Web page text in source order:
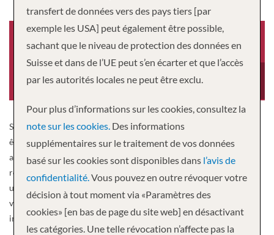
Année de construction
2012
Equipage
71
Scenic Tsar, lancé en 2013, a été le premier navire « nouveau-né » à
être lancé sur les voies navigables de la Russie pendant plus de 25
ans. C’est également le premier « petit » navire de la boutique à
rejoindre notre flotte de navires de luxe en pleine croissance. Il y a
un peu plus d’une centaine d’invités à bord, ce qui vous donne une
véritable sensation d’espace, accompagnée d’une atmosphère
intime.
transfert de données vers des pays tiers [par
exemple les USA] peut également être possible,
sachant que le niveau de protection des données en
Suisse et dans de l’UE peut s’en écarter et que l’accès
par les autorités locales ne peut être exclu.
Pour plus d’informations sur les cookies, consultez la
note sur les cookies. Des informations
supplémentaires sur le traitement de vos données
basé sur les cookies sont disponibles dans l’avis de
confidentialité.Vous pouvez en outre révoquer votre
décision à tout moment via «Paramètres des
cookies» [en bas de page du site web] en désactivant
les catégories. Une telle révocation n’affecte pas la